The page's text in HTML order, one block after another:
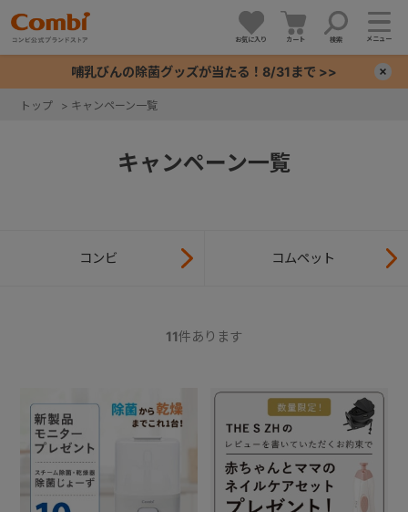
お気に入り カート 検索 メニュー
哺乳びんの除菌グッズが当たる！8/31まで >>
トップ > キャンペーン一覧
キャンペーン一覧
11件あります
コンビ コムペット